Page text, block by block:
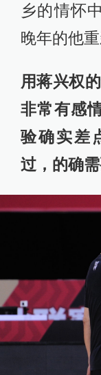
乡的情怀
晚年的他重
用蒋兴权
非常有感
验确实差
过，的确